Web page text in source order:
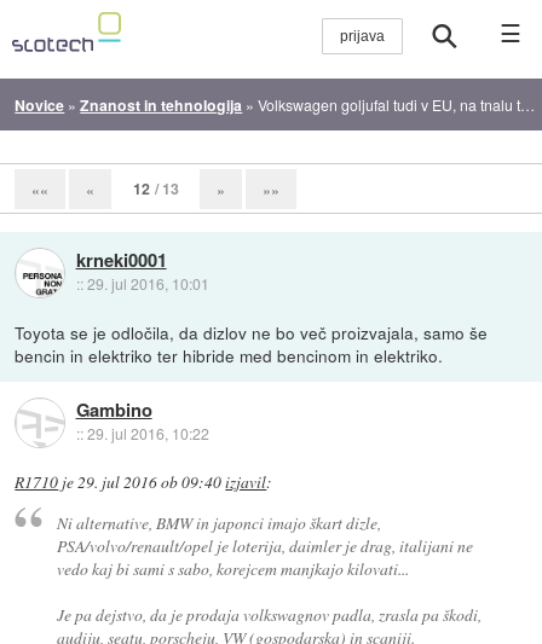
☰
Novice »Znanost in tehnologija »Volkswagen goljufal tudi v EU, na tnalu tudi BMW
«« « 12 / 13 » »»
krneki0001
::29. jul 2016, 10:01
Toyota se je odločila, da dizlov ne bo več proizvajala, samo še
bencin in elektriko ter hibride med bencinom in elektriko.
Gambino
::29. jul 2016, 10:22
R1710 je29. jul 2016 ob 09:40izjavil:
Ni alternative, BMW in japonci imajo škart dizle,
PSA/volvo/renault/opel je loterija, daimler je drag, italijani ne
vedo kaj bi sami s sabo, korejcem manjkajo kilovati...
Je pa dejstvo, da je prodaja volkswagnov padla, zrasla pa škodi,
audiju, seatu, porscheju, VW (gospodarska) in scaniji.